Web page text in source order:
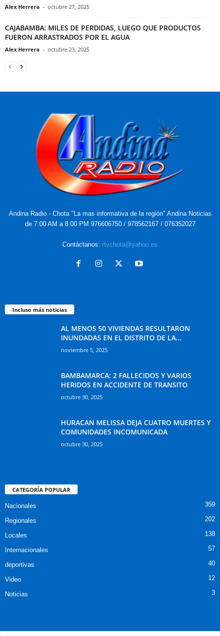
Alex Herrera - octubre 27, 2025
CAJABAMBA: MILES DE PERDIDAS, LUEGO QUE PRODUCTOS
FUERON ARRASTRADOS POR EL AGUA
Alex Herrera - octubre 23, 2025
Andina Radio - Chota "La mas informativa de la región" Andina Noticias
de 7:00 AM a 8:00 PM 976606750 / 978562167 / 076352027
Contáctanos: rtvchota@yahoo.es
Incluso más noticias
AL MENOS 50 VIVIENDAS RESULTARON
INUNDADAS EN EL DISTRITO DE LA...
noviembre 5, 2025
BAMBAMARCA: 2 FALLECIDOS Y VARIOS
HERIDOS EN ACCIDENTE DE TRANSITO
octubre 30, 2025
HURACAN MELISSA DEJA CUATRO MUERTES Y
COMUNIDADES INCOMUNICADA
octubre 30, 2025
CATEGORÍA POPULAR
Nacionales 359
Regionales 202
Locales 138
Internacionales 57
deportivas 40
Video 12
Noticias 3